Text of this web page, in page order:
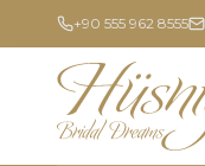
+90 555 962 8555